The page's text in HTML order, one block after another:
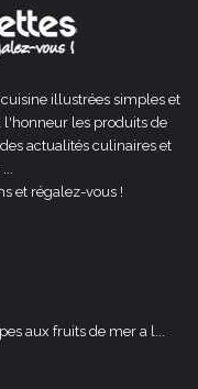
illustrées simples et
l'honneur les produits de
actualités culinaires et
et régalez-vous !
aux fruits de mer a l...